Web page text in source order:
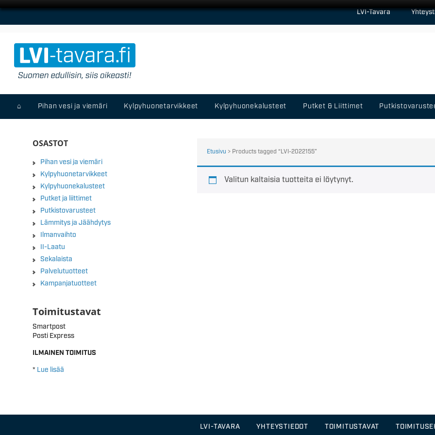
LVI-Tavara
⌂ Pihan vesi ja viemäri Kylpyhuonetarvikkeet Kylpyhuonekalusteet Putket & Liittimet
Etusivu > Products tagged “LVI-2022155”
Valitun kaltaisia tuotteita ei löytynyt.
OSASTOT
Pihan vesi ja viemäri
Kylpyhuonetarvikkeet
Kylpyhuonekalusteet
Putket ja liittimet
Putkistovarusteet
Lämmitys ja Jäähdytys
Ilmanvaihto
II-Laatu
Sekalaista
Palvelutuotteet
Kampanjatuotteet
Toimitustavat
Smartpost
Posti Express
ILMAINEN TOIMITUS
* Lue lisää
LVI-TAVARA YHTEYSTIEDOT TOIMITUSTAVAT